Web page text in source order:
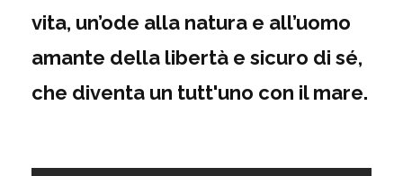
vita, un’ode alla natura e all’uomo
amante della libertà e sicuro di sé,
che diventa un tutt'uno con il mare.